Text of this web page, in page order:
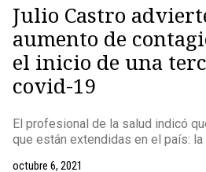
Julio Castro
aumento de
el inicio de una
covid-19
El profesional de la salud indicó
que están extendidas en el país: la
octubre 6, 2021